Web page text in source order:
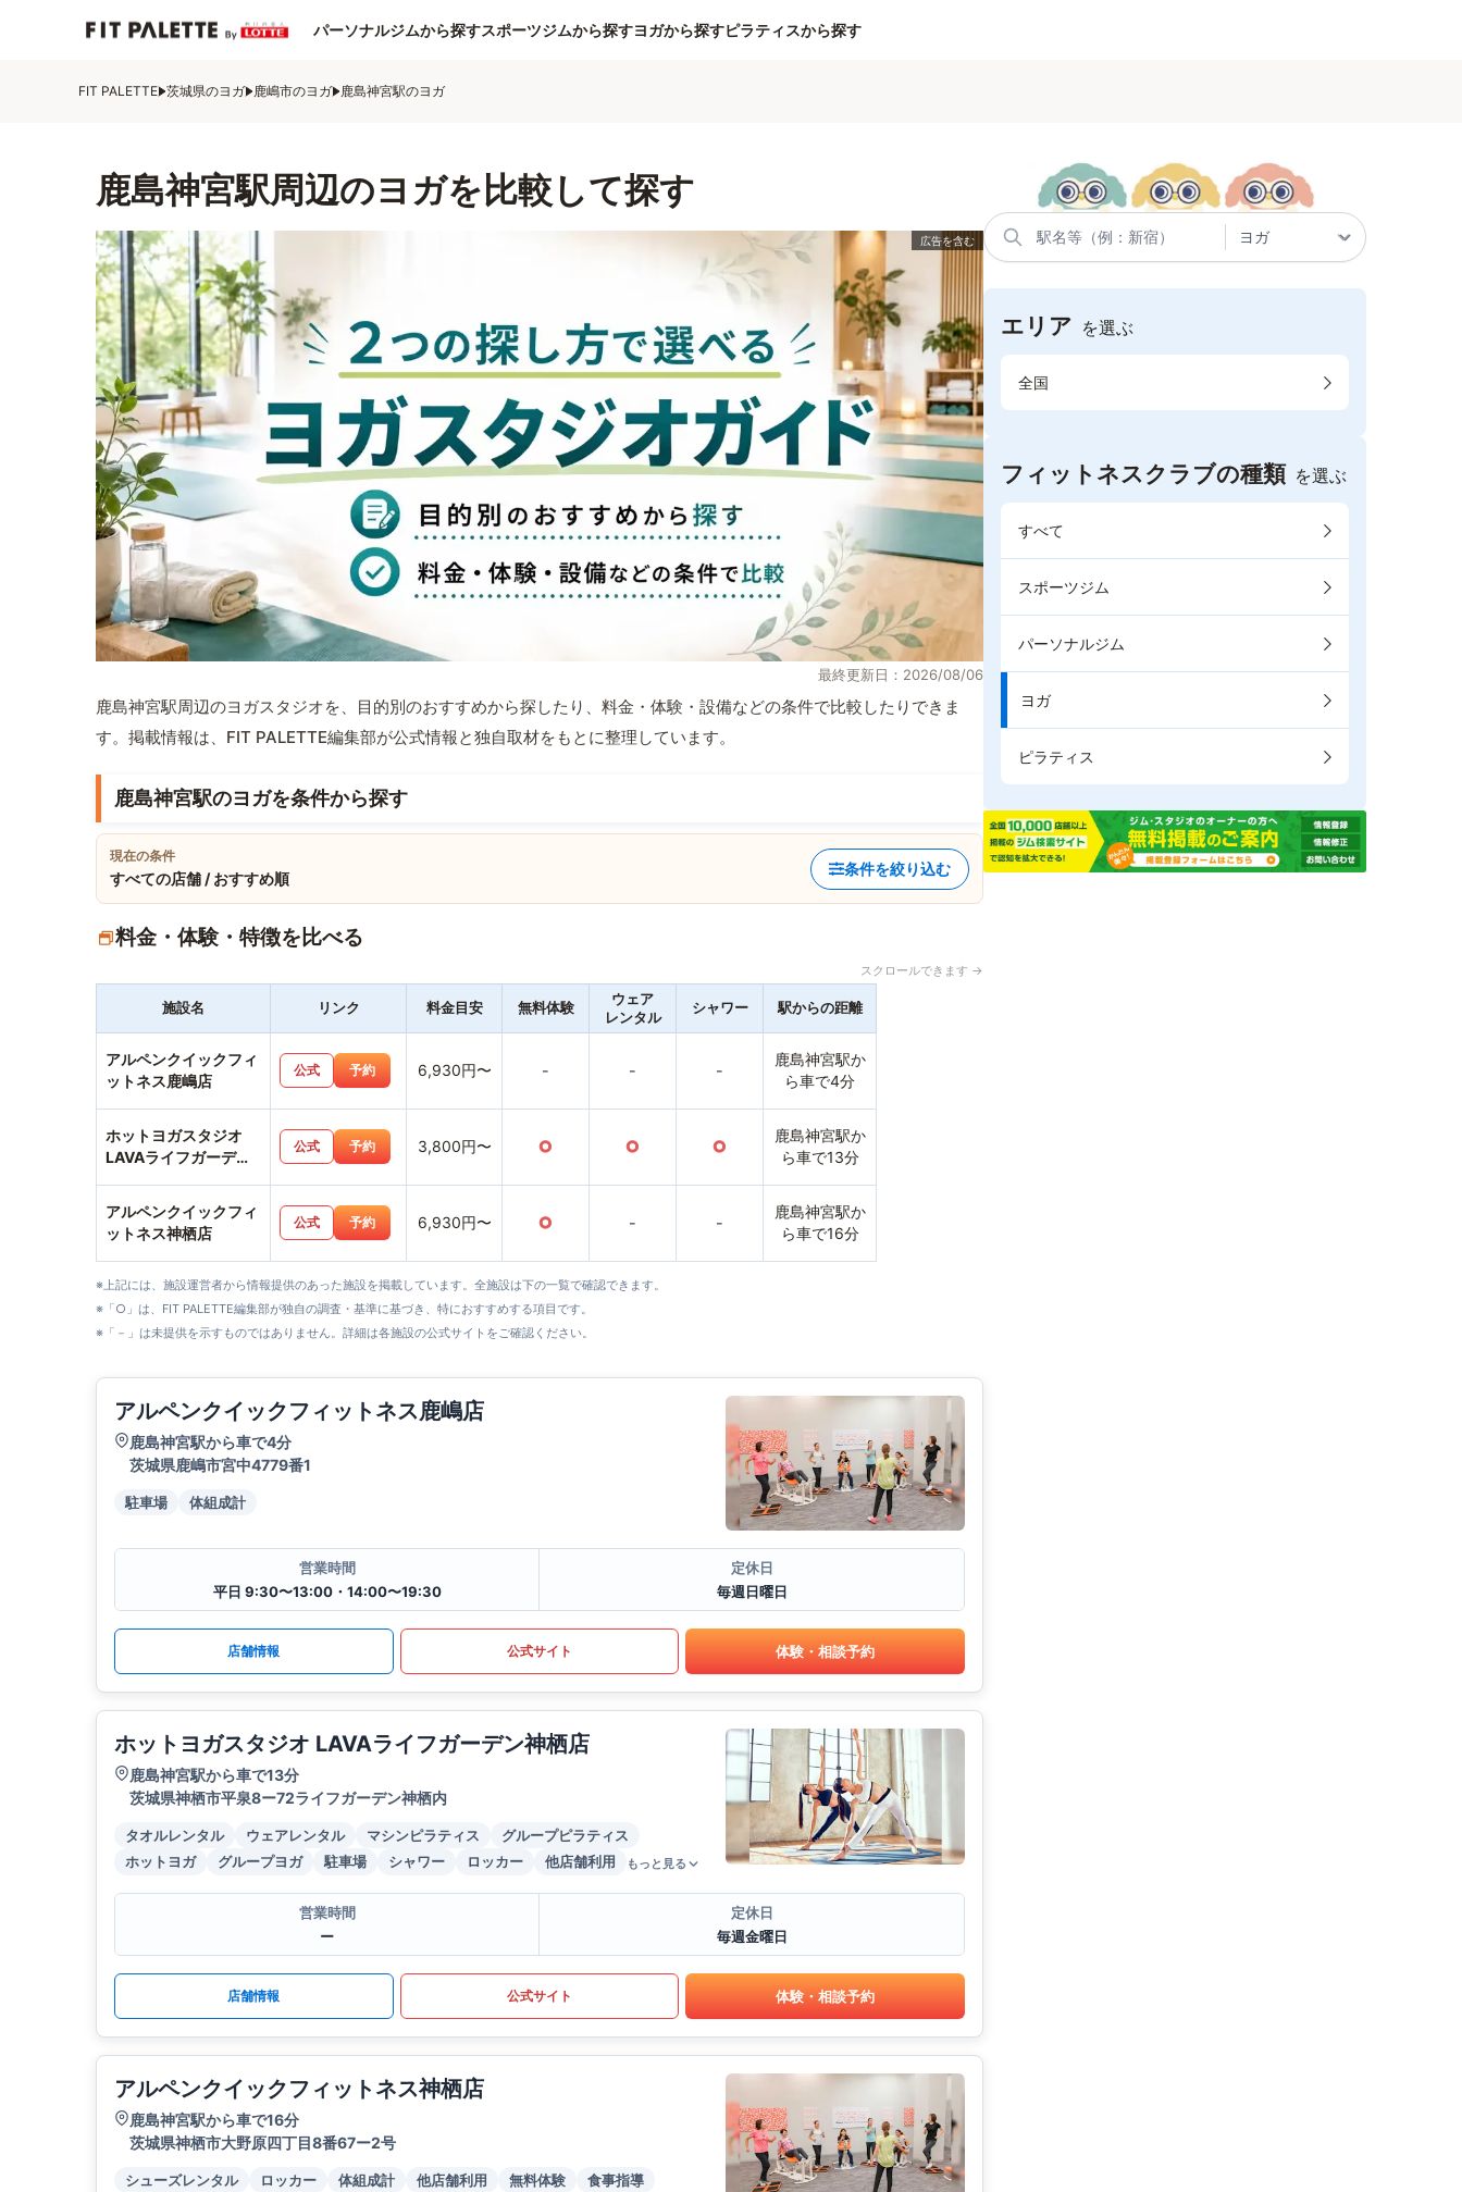
パーソナルジムから探すスポーツジムから探すヨガから探すピラティスから探す
FIT PALETTE 茨城県のヨガ 鹿嶋市のヨガ 鹿島神宮駅のヨガ
鹿島神宮駅周辺のヨガを比較して探す
最終更新日：2026/08/06
鹿島神宮駅周辺のヨガスタジオを、目的別のおすすめから探したり、料金・体験・設備などの条件で比較したりできま
す。掲載情報は、FIT PALETTE編集部が公式情報と独自取材をもとに整理しています。
鹿島神宮駅のヨガを条件から探す
現在の条件
すべての店舗 / おすすめ順
条件を絞り込む
料金・体験・特徴を比べる
スクロールできます →
施設名 リンク 料金目安 無料体験
ウェア
レンタル
シャワー 駅からの距離
アルペンクイックフィ
ットネス鹿嶋店
公式 予約 6,930円〜 - - -
鹿島神宮駅か
ら車で4分
ホットヨガスタジオ
LAVAライフガーデン
公式 予約 3,800円〜 ○ ○ ○
鹿島神宮駅か
ら車で13分
アルペンクイックフィ
ットネス神栖店
公式 予約 6,930円〜 ○ - -
鹿島神宮駅か
ら車で16分
※上記には、施設運営者から情報提供のあった施設を掲載しています。全施設は下の一覧で確認できます。
※「○」は、FIT PALETTE編集部が独自の調査・基準に基づき、特におすすめする項目です。
※「－」は未提供を示すものではありません。詳細は各施設の公式サイトをご確認ください。
アルペンクイックフィットネス鹿嶋店
鹿島神宮駅から車で4分
茨城県鹿嶋市宮中4779番1
駐車場 体組成計
営業時間
平日 9:30〜13:00・14:00〜19:30
定休日
毎週日曜日
店舗情報 公式サイト 体験・相談予約
ホットヨガスタジオ LAVAライフガーデン神栖店
鹿島神宮駅から車で13分
茨城県神栖市平泉8ー72ライフガーデン神栖内
タオルレンタル ウェアレンタル マシンピラティス
グループピラティス
ホットヨガ
グループヨガ 駐車場 シャワー ロッカー 他店舗利用 もっと見る
営業時間
ー
定休日
毎週金曜日
店舗情報 公式サイト 体験・相談予約
アルペンクイックフィットネス神栖店
鹿島神宮駅から車で16分
茨城県神栖市大野原四丁目8番67ー2号
シューズレンタル ロッカー 体組成計 他店舗利用 無料体験 食事指導
エリア を選ぶ
全国
フィットネスクラブの種類 を選ぶ
すべて
スポーツジム
パーソナルジム
ヨガ
ピラティス